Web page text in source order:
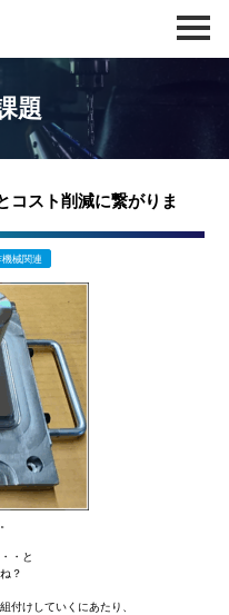
題
コスト削減に繋がりま
機械関連
・と
？
付けしていくにあたり、